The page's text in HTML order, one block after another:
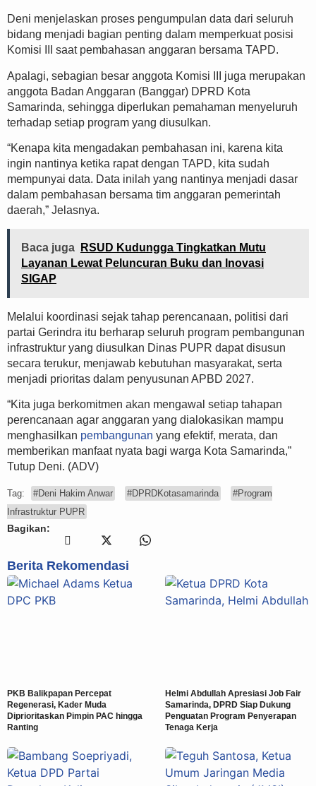
Deni menjelaskan proses pengumpulan data dari seluruh
bidang menjadi bagian penting dalam memperkuat posisi
Komisi III saat pembahasan anggaran bersama TAPD.
Apalagi, sebagian besar anggota Komisi III juga merupakan
anggota Badan Anggaran (Banggar) DPRD Kota
Samarinda, sehingga diperlukan pemahaman menyeluruh
terhadap setiap program yang diusulkan.
“Kenapa kita mengadakan pembahasan ini, karena kita
ingin nantinya ketika rapat dengan TAPD, kita sudah
mempunyai data. Data inilah yang nantinya menjadi dasar
dalam pembahasan bersama tim anggaran pemerintah
daerah,” Jelasnya.
Baca juga
RSUD Kudungga Tingkatkan Mutu
Layanan Lewat Peluncuran Buku dan Inovasi
SIGAP
Melalui koordinasi sejak tahap perencanaan, politisi dari
partai Gerindra itu berharap seluruh program pembangunan
infrastruktur yang diusulkan Dinas PUPR dapat disusun
secara terukur, menjawab kebutuhan masyarakat, serta
menjadi prioritas dalam penyusunan APBD 2027.
“Kita juga berkomitmen akan mengawal setiap tahapan
perencanaan agar anggaran yang dialokasikan mampu
menghasilkan pembangunan yang efektif, merata, dan
memberikan manfaat nyata bagi warga Kota Samarinda,”
Tutup Deni. (ADV)
Tag: #Deni Hakim Anwar #DPRDKotasamarinda
#Program
Infrastruktur PUPR
Bagikan:
Berita Rekomendasi
PKB Balikpapan Percepat
Regenerasi, Kader Muda
Diprioritaskan Pimpin PAC hingga
Ranting
Helmi Abdullah Apresiasi Job Fair
Samarinda, DPRD Siap Dukung
Penguatan Program Penyerapan
Tenaga Kerja